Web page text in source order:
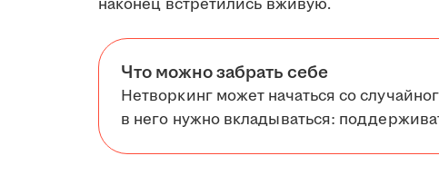
наконец встретились вживую.
Что можно забрать себе
Нетворкинг может начаться со
в него нужно вкладываться: